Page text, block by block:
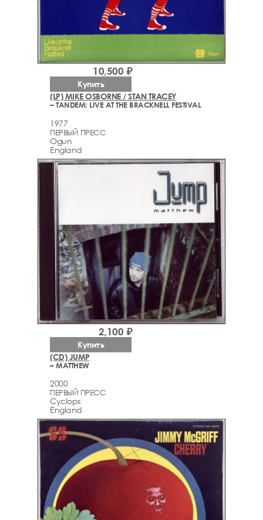
(LP) MIKE OSBORNE / STAN TRACEY
– TANDEM: LIVE AT THE BRACKNELL FESTIVAL
1977
ПЕРВЫЙ ПРЕСС
Ogun
England
10,500 ₽
Купить
(CD) JUMP
– MATTHEW
2000
ПЕРВЫЙ ПРЕСС
Cyclops
England
2,100 ₽
Купить